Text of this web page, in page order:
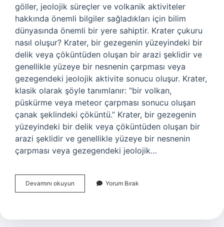
göller, jeolojik süreçler ve volkanik aktiviteler
hakkında önemli bilgiler sağladıkları için bilim
dünyasında önemli bir yere sahiptir. Krater çukuru
nasıl oluşur? Krater, bir gezegenin yüzeyindeki bir
delik veya çöküntüden oluşan bir arazi şeklidir ve
genellikle yüzeye bir nesnenin çarpması veya
gezegendeki jeolojik aktivite sonucu oluşur. Krater,
klasik olarak şöyle tanımlanır: “bir volkan,
püskürme veya meteor çarpması sonucu oluşan
çanak şeklindeki çöküntü.” Krater, bir gezegenin
yüzeyindeki bir delik veya çöküntüden oluşan bir
arazi şeklidir ve genellikle yüzeye bir nesnenin
çarpması veya gezegendeki jeolojik…
Devamını okuyun
Nasıl
Yorum Bırak